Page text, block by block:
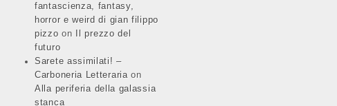
fantascienza, fantasy,
horror e weird di gian filippo
pizzo on
Il prezzo del
futuro
Sarete assimilati! –
Carboneria Letterariaon
Alla periferia della galassia
stanca